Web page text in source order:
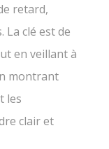
retard,
La clé est de
en veillant à
montrant
les
clair et